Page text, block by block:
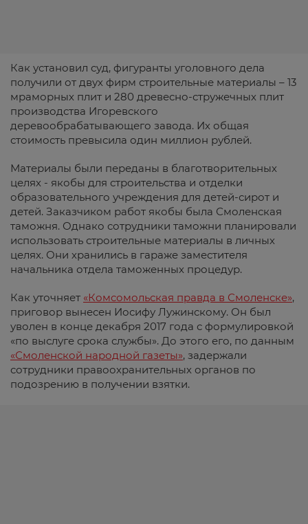
Как установил суд, фигуранты уголовного дела
получили от двух фирм строительные материалы – 13
мраморных плит и 280 древесно-стружечных плит
производства Игоревского
деревообрабатывающего завода. Их общая
стоимость превысила один миллион рублей.
Материалы были переданы в благотворительных
целях - якобы для строительства и отделки
образовательного учреждения для детей-сирот и
детей. Заказчиком работ якобы была Смоленская
таможня. Однако сотрудники таможни планировали
использовать строительные материалы в личных
целях. Они хранились в гараже заместителя
начальника отдела таможенных процедур.
Как уточняет «Комсомольская правда в Смоленске»,
приговор вынесен Иосифу Лужинскому. Он был
уволен в конце декабря 2017 года с формулировкой
«по выслуге срока службы». До этого его, по данным
«Смоленской народной газеты», задержали
сотрудники правоохранительных органов по
подозрению в получении взятки.